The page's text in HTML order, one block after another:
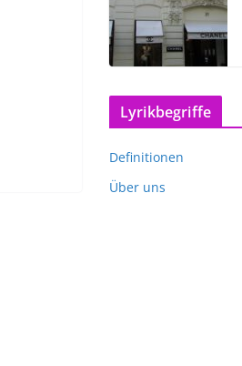
Lyrikbegriffe
Definitionen
Über uns